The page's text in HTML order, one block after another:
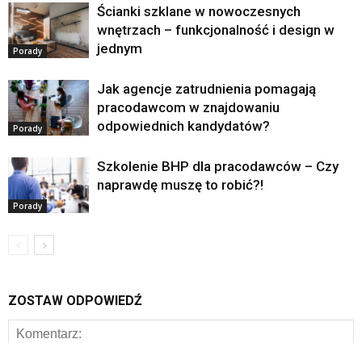
Porady
Ścianki szklane w nowoczesnych
wnętrzach – funkcjonalność i design w
jednym
Porady
Jak agencje zatrudnienia pomagają
pracodawcom w znajdowaniu
odpowiednich kandydatów?
Porady
Szkolenie BHP dla pracodawców – Czy
naprawdę muszę to robić?!
ZOSTAW ODPOWIEDŹ